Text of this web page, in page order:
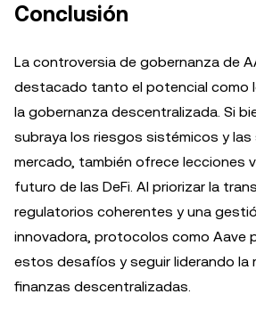
Conclusión
La controversia de gobernanza de
destacado tanto el potencial como
la gobernanza descentralizada. Si
subraya los riesgos sistémicos y las
mercado, también ofrece lecciones
futuro de las DeFi. Al priorizar la
regulatorios coherentes y una
innovadora, protocolos como Aave
estos desafíos y seguir liderando la
finanzas descentralizadas.